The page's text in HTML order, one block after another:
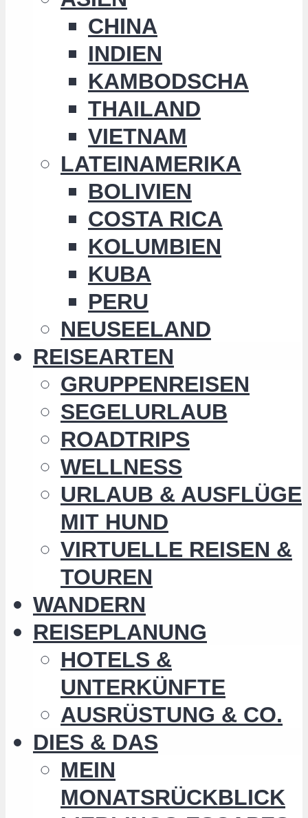
CHINA
INDIEN
KAMBODSCHA
THAILAND
VIETNAM
LATEINAMERIKA
BOLIVIEN
COSTA RICA
KOLUMBIEN
KUBA
PERU
NEUSEELAND
REISEARTEN
GRUPPENREISEN
SEGELURLAUB
ROADTRIPS
WELLNESS
URLAUB & AUSFLÜGE
MIT HUND
VIRTUELLE REISEN &
TOUREN
WANDERN
REISEPLANUNG
HOTELS &
UNTERKÜNFTE
AUSRÜSTUNG & CO.
DIES & DAS
MEIN
MONATSRÜCKBLICK